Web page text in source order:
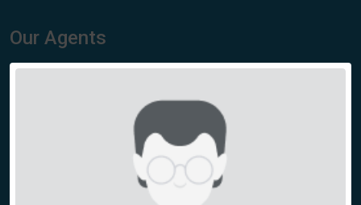
Our Agents